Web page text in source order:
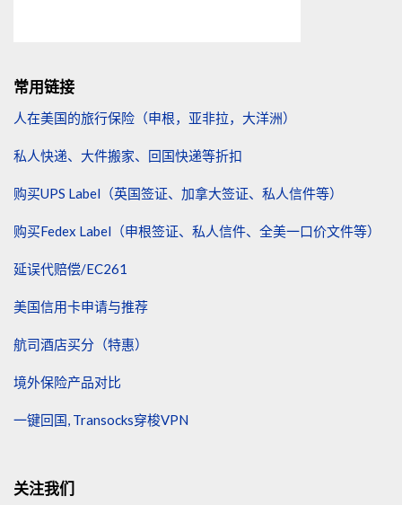
常用链接
人在美国的旅行保险（申根，亚非拉，大洋洲）
私人快递、大件搬家、回国快递等折扣
购买UPS Label（英国签证、加拿大签证、私人信件等）
购买Fedex Label（申根签证、私人信件、全美一口价文件等）
延误代赔偿/EC261
美国信用卡申请与推荐
航司酒店买分（特惠）
境外保险产品对比
一键回国, Transocks穿梭VPN
关注我们